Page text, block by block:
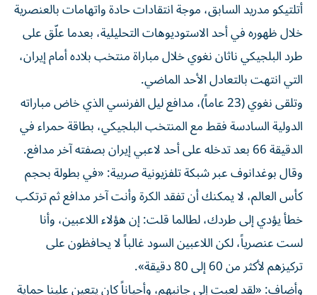
أتلتيكو مدريد السابق، موجة انتقادات حادة واتهامات بالعنصرية
خلال ظهوره في أحد الاستوديوهات التحليلية، بعدما علّق على
طرد البلجيكي ناثان نغوي خلال مباراة منتخب بلاده أمام إيران،
التي انتهت بالتعادل الأحد الماضي.
وتلقى نغوي (23 عاماً)، مدافع ليل الفرنسي الذي خاض مباراته
الدولية السادسة فقط مع المنتخب البلجيكي، بطاقة حمراء في
الدقيقة 66 بعد تدخله على أحد لاعبي إيران بصفته آخر مدافع.
وقال بوغدانوف عبر شبكة تلفزيونية صربية: «في بطولة بحجم
كأس العالم، لا يمكنك أن تفقد الكرة وأنت آخر مدافع ثم ترتكب
خطأ يؤدي إلى طردك، لطالما قلت: إن هؤلاء اللاعبين، وأنا
لست عنصرياً، لكن اللاعبين السود غالباً لا يحافظون على
تركيزهم لأكثر من 60 إلى 80 دقيقة».